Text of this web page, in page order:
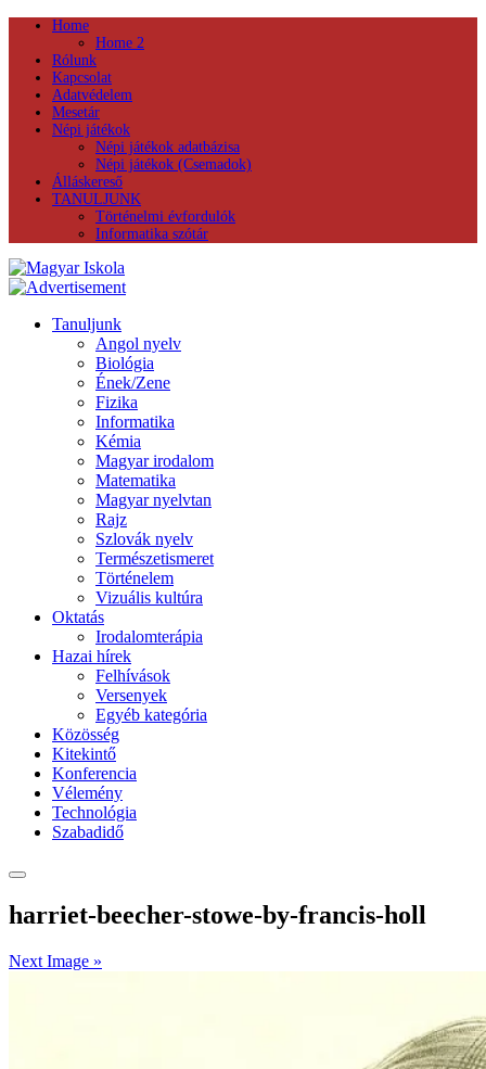
Home
Home 2
Rólunk
Kapcsolat
Adatvédelem
Mesetár
Népi játékok
Népi játékok adatbázisa
Népi játékok (Csemadok)
Álláskereső
TANULJUNK
Történelmi évfordulók
Informatika szótár
Tanuljunk
Angol nyelv
Biológia
Ének/Zene
Fizika
Informatika
Kémia
Magyar irodalom
Matematika
Magyar nyelvtan
Rajz
Szlovák nyelv
Természetismeret
Történelem
Vizuális kultúra
Oktatás
Irodalomterápia
Hazai hírek
Felhívások
Versenyek
Egyéb kategória
Közösség
Kitekintő
Konferencia
Vélemény
Technológia
Szabadidő
harriet-beecher-stowe-by-francis-holl
Next Image »